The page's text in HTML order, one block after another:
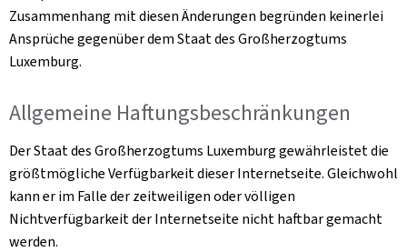
Zusammenhang mit diesen Änderungen begründen keinerlei
Ansprüche gegenüber dem Staat des Großherzogtums
Luxemburg.
Allgemeine Haftungsbeschränkungen
Der Staat des Großherzogtums Luxemburg gewährleistet die
größtmögliche Verfügbarkeit dieser Internetseite. Gleichwohl
kann er im Falle der zeitweiligen oder völligen
Nichtverfügbarkeit der Internetseite nicht haftbar gemacht
werden.